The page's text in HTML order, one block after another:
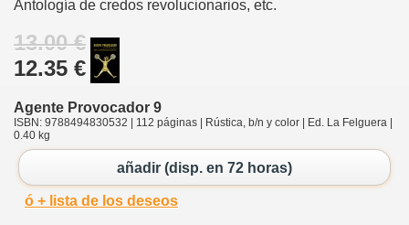
Antología de credos revolucionarios, etc.
13.00 €
12.35 €
Agente Provocador 9
ISBN: 9788494830532 | 112 páginas | Rústica, b/n y color | Ed. La Felguera |
0.40 kg
añadir (disp. en 72 horas)
ó + lista de los deseos